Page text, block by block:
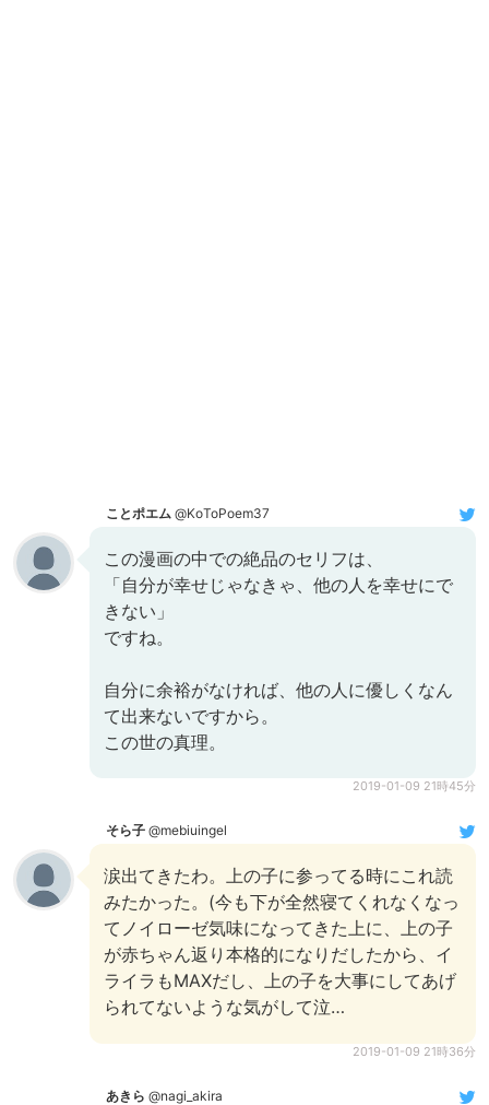
ことポエム @KoToPoem37
この漫画の中での絶品のセリフは、
「自分が幸せじゃなきゃ、他の人を幸せにで
きない」
ですね。
自分に余裕がなければ、他の人に優しくなん
て出来ないですから。
この世の真理。
2019-01-09 21時45分
そら子 @mebiuingel
涙出てきたわ。上の子に参ってる時にこれ読
みたかった。(今も下が全然寝てくれなくなっ
てノイローゼ気味になってきた上に、上の子
が赤ちゃん返り本格的になりだしたから、イ
ライラもMAXだし、上の子を大事にしてあげ
られてないような気がして泣…
2019-01-09 21時36分
あきら @nagi_akira